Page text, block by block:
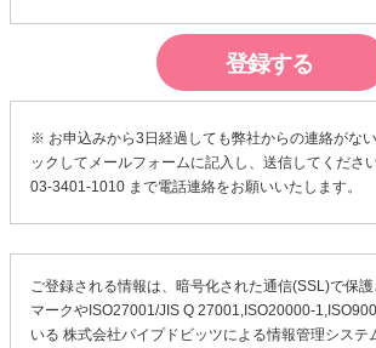
※ お申込みから3日経過しても弊社からの連絡がない
ックしてメールフォームに記入し、送信してくださ
03-3401-1010 まで電話連絡をお願いいたします。
ご登録される情報は、暗号化された通信(SSL)で保
マークやISO27001/JIS Q 27001,ISO20000-
いる 株式会社パイプドビッツによる情報管理システ